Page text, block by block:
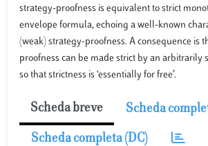
strategy-proofness is equivalent to strict
envelope formula, echoing a well-known
(weak) strategy-proofness. A consequence is
proofness can be made strict by an arbitrarily
so that strictness is ‘essentially for free’.
Scheda breve Scheda
Scheda completa (DC)